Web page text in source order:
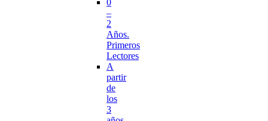
0
–
2
Años.
Primeros
Lectores
A
partir
de
los
3